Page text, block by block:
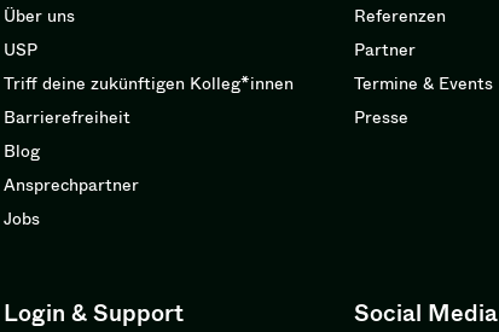
Über uns
USP
Triff deine zukünftigen Kolleg*innen
Barrierefreiheit
Blog
Ansprechpartner
Jobs
Referenzen
Partner
Termine & Events
Presse
Login & Support Social Media